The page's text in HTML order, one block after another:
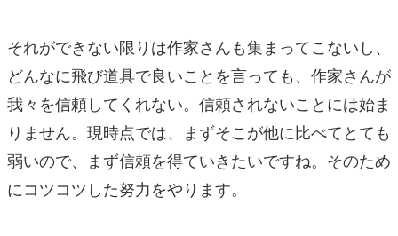
それができない限りは作家さんも集まってこないし、
どんなに飛び道具で良いことを言っても、作家さんが
我々を信頼してくれない。信頼されないことには始ま
りません。現時点では、まずそこが他に比べてとても
弱いので、まず信頼を得ていきたいですね。そのため
にコツコツした努力をやります。